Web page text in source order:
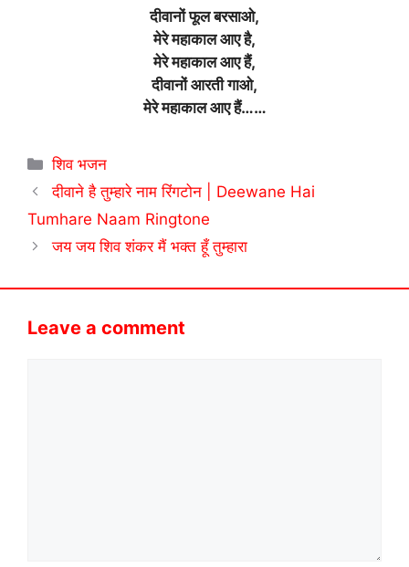
दीवानों फूल बरसाओ,
मेरे महाकाल आए है,
मेरे महाकाल आए हैं,
दीवानों आरती गाओ,
मेरे महाकाल आए हैं……
Categories
शिव भजन
दीवाने है तुम्हारे नाम रिंगटोन | Deewane Hai
Tumhare Naam Ringtone
जय जय शिव शंकर मैं भक्त हूँ तुम्हारा
Leave a comment